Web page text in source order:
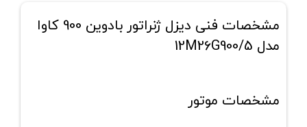
مشخصات فنی دیزل ژنراتور بادوین 900 کاوا
مدل 12M26G900/5
مشخصات موتور